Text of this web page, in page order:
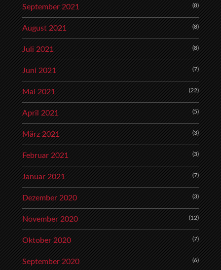
September 2021 (8)
August 2021 (8)
Juli 2021 (8)
Juni 2021 (7)
Mai 2021 (22)
April 2021 (5)
März 2021 (3)
Februar 2021 (3)
Januar 2021 (7)
Dezember 2020 (3)
November 2020 (12)
Oktober 2020 (7)
September 2020 (6)